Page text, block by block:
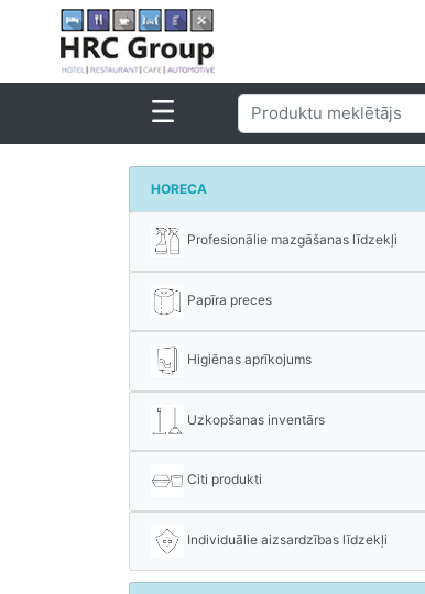
HORECA
Profesionālie mazgāšanas līdzekļi
Papīra preces
Higiēnas aprīkojums
Uzkopšanas inventārs
Citi produkti
Individuālie aizsardzības līdzekļi